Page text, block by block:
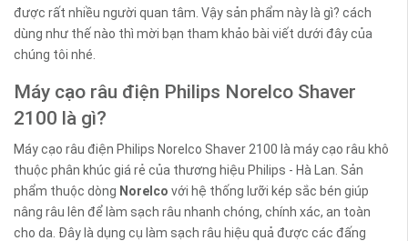
được rất nhiều người quan tâm. Vậy sản phẩm này là gì? cách
dùng như thế nào thì mời bạn tham khảo bài viết dưới đây của
chúng tôi nhé.
Máy cạo râu điện Philips Norelco Shaver
2100 là gì?
Máy cạo râu điện Philips Norelco Shaver 2100 là máy cạo râu khô
thuộc phân khúc giá rẻ của thương hiệu Philips - Hà Lan. Sản
phẩm thuộc dòng Norelco với hệ thống lưỡi kép sắc bén giúp
nâng râu lên để làm sạch râu nhanh chóng, chính xác, an toàn
cho da. Đây là dụng cụ làm sạch râu hiệu quả được các đấng